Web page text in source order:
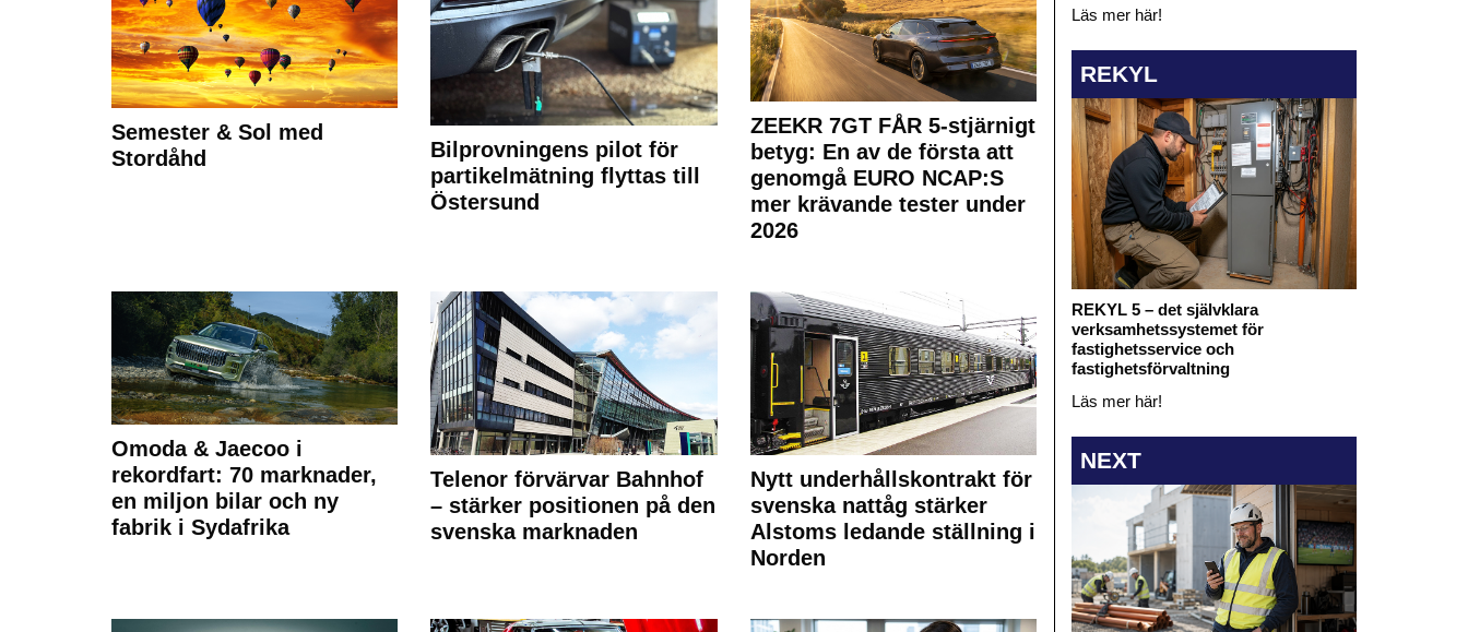
Semester & Sol med
Stordåhd
Bilprovningens pilot för
partikelmätning flyttas till
Östersund
ZEEKR 7GT FÅR 5-stjärnigt
betyg: En av de första att
genomgå EURO NCAP:S
mer krävande tester under
2026
Omoda & Jaecoo i
rekordfart: 70 marknader,
en miljon bilar och ny
fabrik i Sydafrika
Telenor förvärvar Bahnhof
– stärker positionen på den
svenska marknaden
Nytt underhållskontrakt för
svenska nattåg stärker
Alstoms ledande ställning i
Norden
Läs mer här!
REKYL
REKYL 5 – det självklara
verksamhetssystemet för
fastighetsservice och
fastighetsförvaltning
Läs mer här!
NEXT